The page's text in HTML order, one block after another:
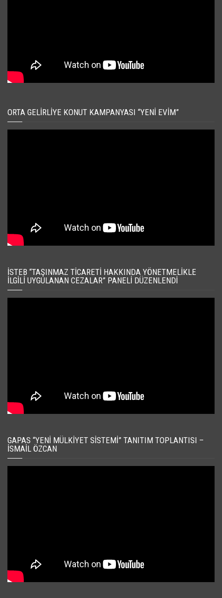
ORTA GELIRLIYE KONUT KAMPANYASI “YENI EVIM”
İSTEB “TAŞINMAZ TICARETI HAKKINDA YÖNETMELIKLE
İLGILI UYGULANAN CEZALAR” PANELI DÜZENLENDI
GAPAS “YENI MÜLKIYET SISTEMI” TANITIM TOPLANTISI –
İSMAIL ÖZCAN